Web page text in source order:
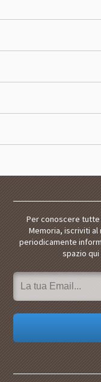
Per conoscere
Memoria, iscriviti
periodicamente
spazio